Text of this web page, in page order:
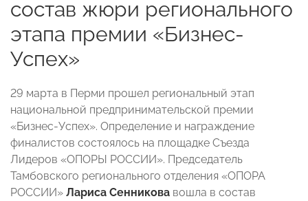
состав жюри регионального
этапа премии «Бизнес-
Успех»
29 марта в Перми прошел региональный этап
национальной предпринимательской премии
«Бизнес-Успех». Определение и награждение
финалистов состоялось на площадке Съезда
Лидеров «ОПОРЫ РОССИИ». Председатель
Тамбовского регионального отделения «ОПОРА
РОССИИ» Лариса Сенникова вошла в состав